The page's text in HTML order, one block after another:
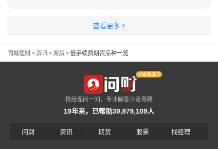
查看更多
同城理财>资讯>期货>低手续费期货品种一览
找经理问一问，专业解答少走弯路
19年来，已帮助39,879,109人
问财 资讯 期货 股票 找经理